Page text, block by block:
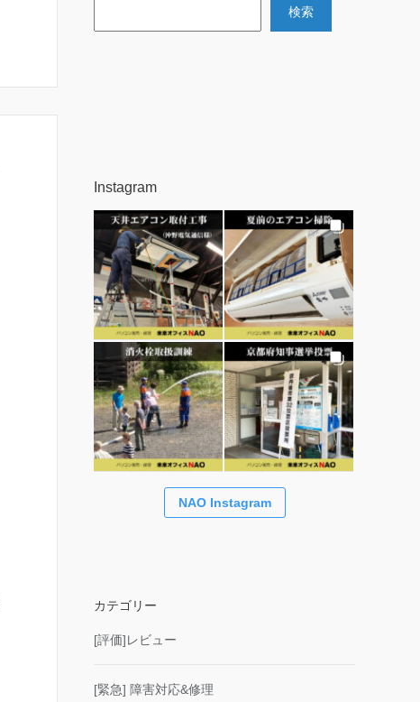
検索
Instagram
NAO Instagram
カテゴリー
[評価]レビュー
[緊急] 障害対応&修理